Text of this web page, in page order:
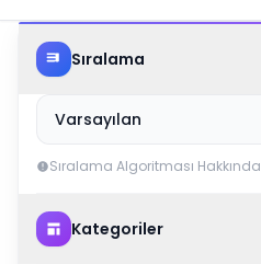
Sıralama
Varsayılan
Sıralama Algoritması Hakkında
Kategoriler